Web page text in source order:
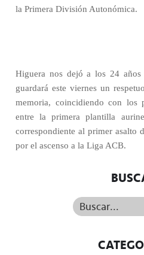
la Primera División Autonómica.
Higuera nos dejó a los 24 años
guardará este viernes un
memoria, coincidiendo con los
entre la primera plantilla
correspondiente al primer asalto
por el ascenso a la Liga ACB.
Buscar...